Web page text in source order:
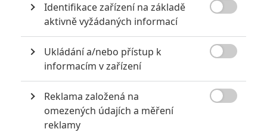
Identifikace zařízení na základě
aktivně vyžádaných informací
Ukládání a/nebo přístup k
informacím v zařízení
Reklama založená na
omezených údajích a měření
reklamy